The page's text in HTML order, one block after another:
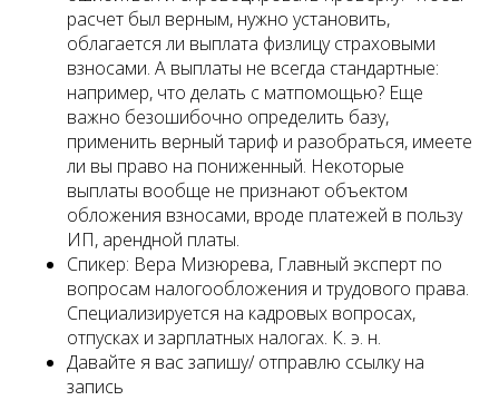
расчет был верным, нужно установить,
облагается ли выплата физлицу страховыми
взносами. А выплаты не всегда стандартные:
например, что делать с матпомощью? Еще
важно безошибочно определить базу,
применить верный тариф и разобраться, имеете
ли вы право на пониженный. Некоторые
выплаты вообще не признают объектом
обложения взносами, вроде платежей в пользу
ИП, арендной платы.
Спикер: Вера Мизюрева, Главный эксперт по
вопросам налогообложения и трудового права.
Специализируется на кадровых вопросах,
отпусках и зарплатных налогах. К. э. н.
Давайте я вас запишу/ отправлю ссылку на
запись